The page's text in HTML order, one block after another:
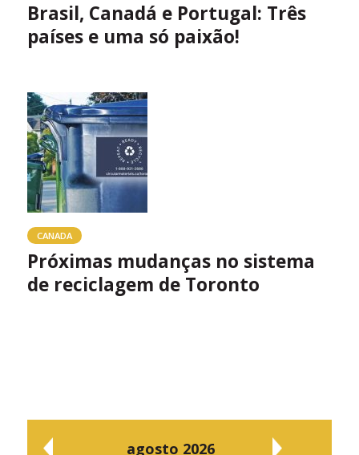
Brasil, Canadá e Portugal: Três
países e uma só paixão!
CANADA
Próximas mudanças no sistema
de reciclagem de Toronto
agosto 2026